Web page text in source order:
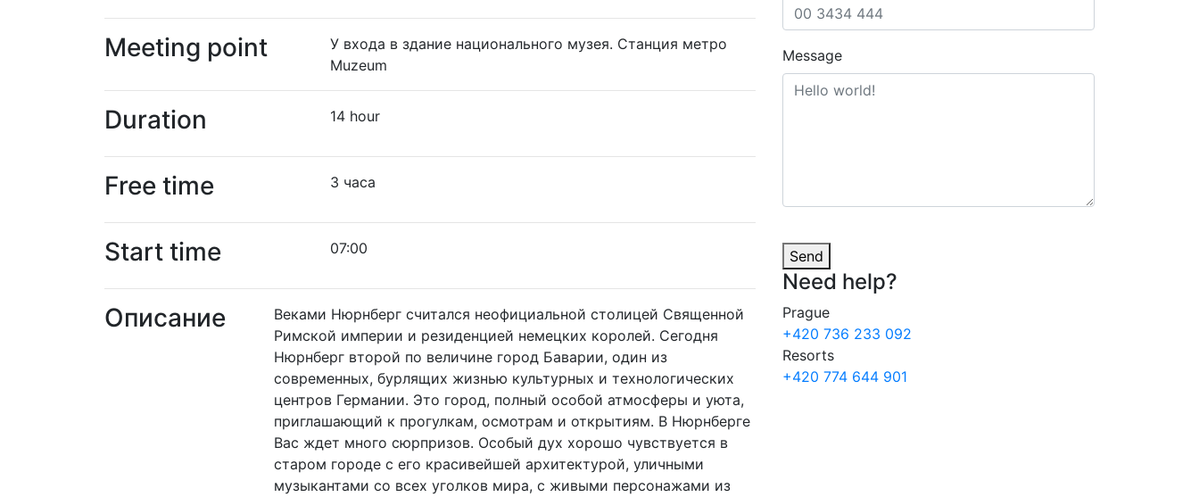
Meeting point
У входа в здание национального музея. Станция метро
Muzeum
Duration 14 hour
Free time 3 часа
Start time 07:00
Описание
Веками Нюрнберг считался неофициальной столицей Священной
Римской империи и резиденцией немецких королей. Сегодня
Нюрнберг второй по величине город Баварии, один из
современных, бурлящих жизнью культурных и технологических
центров Германии. Это город, полный особой атмосферы и уюта,
приглашающий к прогулкам, осмотрам и открытиям. В Нюрнберге
Вас ждет много сюрпризов. Особый дух хорошо чувствуется в
старом городе с его красивейшей архитектурой, уличными
музыкантами со всех уголков мира, с живыми персонажами из
Message
Send
Need help?
Prague
+420 736 233 092
Resorts
+420 774 644 901